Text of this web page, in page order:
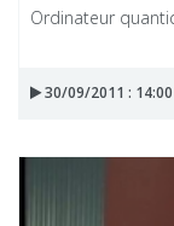
Ordinateur
30/09/2011 :